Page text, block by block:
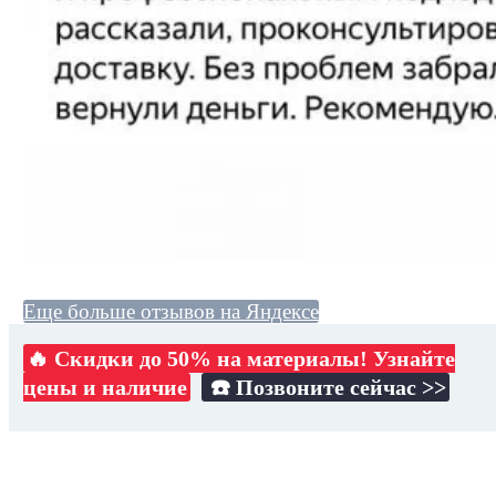
Еще больше отзывов на Яндексе
🔥 Скидки до 50% на материалы! Узнайте
цены и наличие
☎️ Позвоните сейчас >>